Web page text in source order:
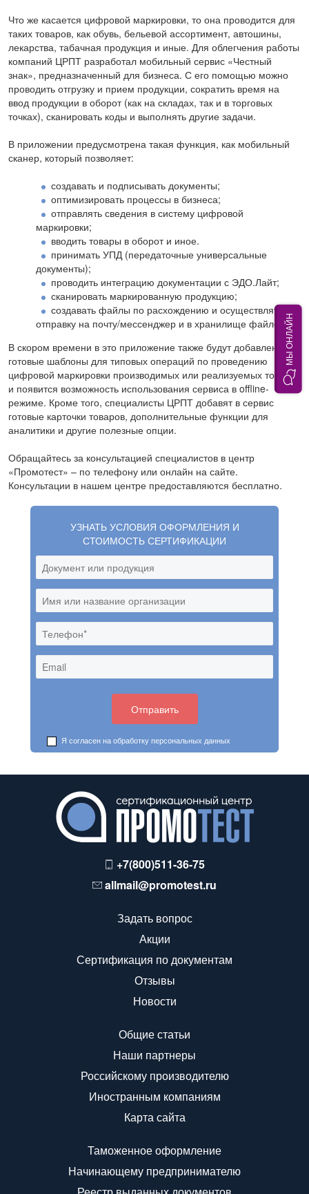
Что же касается цифровой маркировки, то она проводится для
таких товаров, как обувь, бельевой ассортимент, автошины,
лекарства, табачная продукция и иные. Для облегчения работы
компаний ЦРПТ разработал мобильный сервис «Честный
знак», предназначенный для бизнеса. С его помощью можно
проводить отгрузку и прием продукции, сократить время на
ввод продукции в оборот (как на складах, так и в торговых
точках), сканировать коды и выполнять другие задачи.
В приложении предусмотрена такая функция, как мобильный
сканер, который позволяет:
создавать и подписывать документы;
оптимизировать процессы в бизнеса;
отправлять сведения в систему цифровой
маркировки;
вводить товары в оборот и иное.
принимать УПД (передаточные универсальные
документы);
проводить интеграцию документации с ЭДО.Лайт;
сканировать маркированную продукцию;
создавать файлы по расхождению и осуществлять их
отправку на почту/мессенджер и в хранилище файлов.
В скором времени в это приложение также будут добавлены
готовые шаблоны для типовых операций по проведению
цифровой маркировки производимых или реализуемых товаров
и появится возможность использования сервиса в offline-
режиме. Кроме того, специалисты ЦРПТ добавят в сервис
готовые карточки товаров, дополнительные функции для
аналитики и другие полезные опции.
Обращайтесь за консультацией специалистов в центр
«Промотест» – по телефону или онлайн на сайте.
Консультации в нашем центре предоставляются бесплатно.
УЗНАТЬ УСЛОВИЯ ОФОРМЛЕНИЯ И
СТОИМОСТЬ СЕРТИФИКАЦИИ
Я согласен на обработкуперсональных данных
+7(800)511-36-75
allmail@promotest.ru
Задать вопрос
Акции
Сертификация по документам
Отзывы
Новости
Общие статьи
Наши партнеры
Российскому производителю
Иностранным компаниям
Карта сайта
Таможенное оформление
Начинающему предпринимателю
МЫ ОНЛАЙН